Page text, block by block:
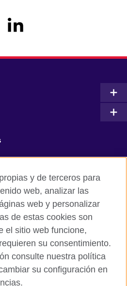
de uso
y de terceros para
web, analizar las
web y personalizar
de estas cookies son
el sitio web funcione,
su consentimiento.
consulte nuestra política
su configuración en